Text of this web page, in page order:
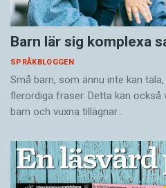
Barn lär sig komplexa
SPRÅKBLOGGEN
Små barn, som ännu inte kan
flerordiga fraser. Detta kan också
barn och vuxna tillägnar…